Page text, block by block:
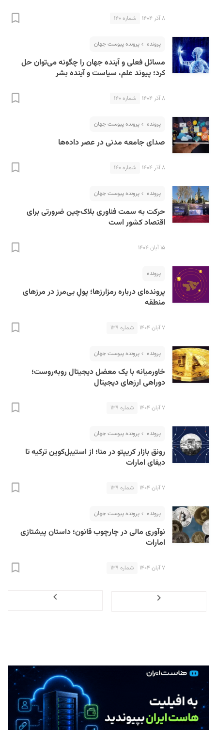
۸ آذر ۱۴۰۴ شماره ۱۴۰
پرونده پرونده پیوست جهان
مسائل فعلی و آینده جهان را چگونه می‌توان حل
کرد؛ پیوند علم، سیاست و آینده بشر
۸ آذر ۱۴۰۴ شماره ۱۴۰
پرونده پرونده پیوست جهان
صدای جامعه مدنی در عصر داده‌ها
۸ آذر ۱۴۰۴ شماره ۱۴۰
پرونده پرونده پیوست جهان
حرکت به سمت فناوری بلاک‌چین ضرورتی برای
اقتصاد کشور است
۱۵ آبان ۱۴۰۴
پرونده
پرونده‌ای درباره رمزارزها؛ پولِ بی‌مرز در مرزهای
منطقه
۷ آبان ۱۴۰۴ شماره ۱۳۹
پرونده پرونده پیوست جهان
خاورمیانه با یک معضل دیجیتال روبه‌روست؛
دوراهی ارزهای دیجیتال
۷ آبان ۱۴۰۴ شماره ۱۳۹
پرونده پرونده پیوست جهان
رونق بازار کریپتو در منا؛ از استیبل‌کوین ترکیه تا
دیفای امارات
۷ آبان ۱۴۰۴ شماره ۱۳۹
پرونده پرونده پیوست جهان
نوآوری مالی در چارچوب قانون؛ داستان پیشتازی
امارات
۷ آبان ۱۴۰۴ شماره ۱۳۹